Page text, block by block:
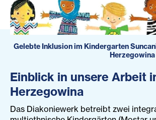
Gelebte Inklusion im Kindergarten
Herzegowina
Einblick in unsere Arbeit
Herzegowina
Das Diakoniewerk betreibt zwei